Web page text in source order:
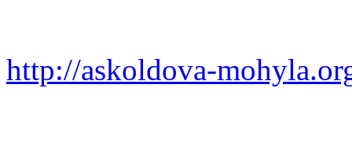
http://askoldova-